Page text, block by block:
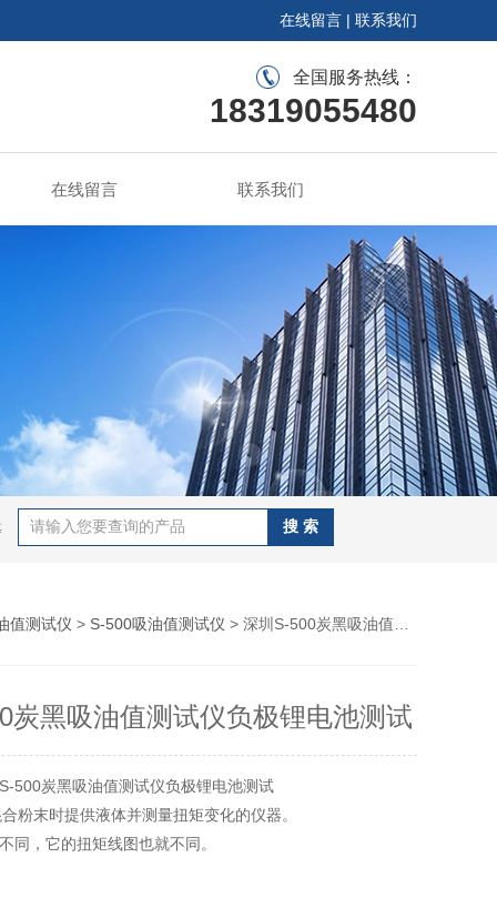
在线留言 | 联系我们
全国服务热线：
18319055480
在线留言 联系我们
值测试仪 > S-500吸油值测试仪 > 深圳S-500炭黑吸油值测试仪负极锂电池测试
炭黑吸油值测试仪负极锂电池测试
500炭黑吸油值测试仪负极锂电池测试
粉末时提供液体并测量扭矩变化的仪器。
同，它的扭矩线图也就不同。